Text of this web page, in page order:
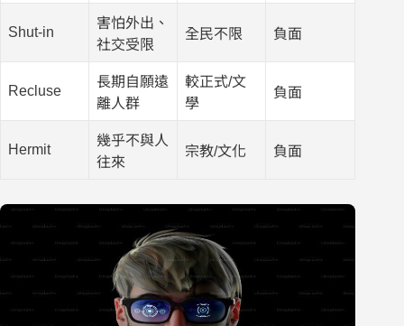
Shut-in
害怕外出、
社交受限
全民不限 負面
Recluse
長期自願遠
離人群
較正式/文
學
負面
Hermit
幾乎不與人
往來
宗教/文化 負面